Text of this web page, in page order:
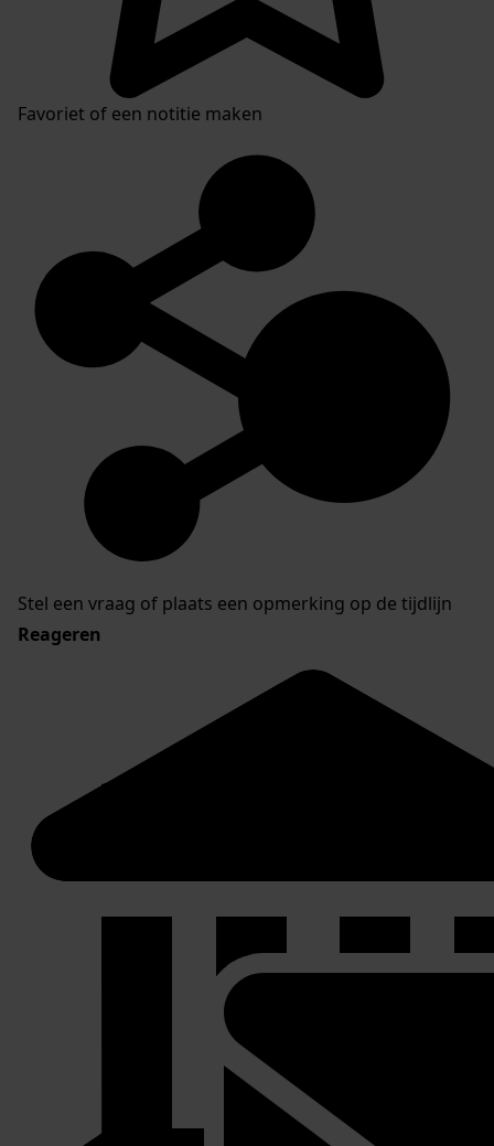
Favoriet of een notitie maken
Stel een vraag of plaats een opmerking op de tijdlijn
Reageren